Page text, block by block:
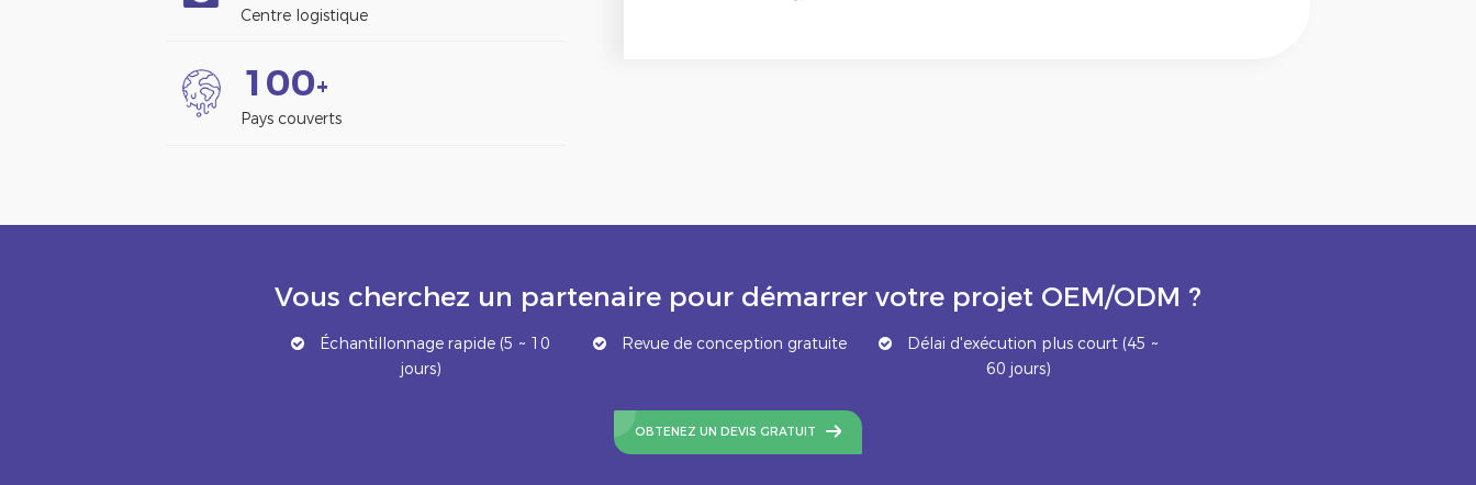
Centre logistique
1 00+
Pays couverts
Vous cherchez un partenaire pour démarrer votre projet OEM/ODM ?
Échantillonnage rapide (5 ~ 10
jours)
Revue de conception gratuite
Délai d'exécution plus court (45 ~
60 jours)
OBTENEZ UN DEVIS GRATUIT